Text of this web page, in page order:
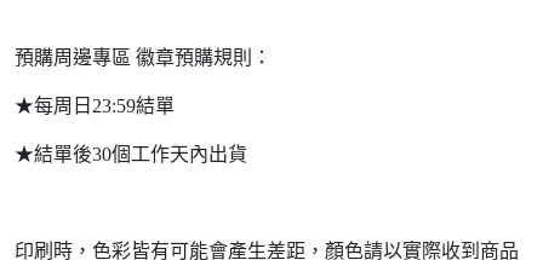
預購周邊專區 徽章預購規則：
★每周日23:59結單
★結單後30個工作天內出貨
印刷時，色彩皆有可能會產生差距，顏色請以實際收到商品